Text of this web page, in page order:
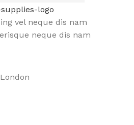
vel neque dis nam
neque dis nam